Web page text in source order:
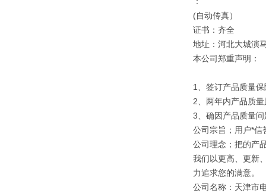
(自动传真）
证书：齐全
地址：河北大城演
本公司郑重声明：
1、签订产品质量
2、两年内产品质
3、确因产品质量
公司宗旨；用户*信
公司理念；把的产
我们以更高、更新
力追求您的满意。
公司名称：天津市